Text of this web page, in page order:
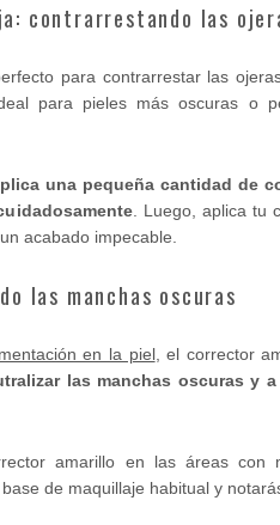
contrarrestando las
para contrarrestar las
para pieles más oscuras o
una pequeña cantidad de
. Luego, aplica tu
acabado impecable.
las manchas oscuras
en la piel, el corrector
las manchas oscuras y
amarillo en las áreas con
de maquillaje habitual y